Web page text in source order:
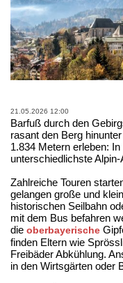
21.05.2026 12:00
Barfuß durch den
rasant den Berg
1.834 Metern erleben:
unterschiedlichste
Zahlreiche Touren
gelangen große und
historischen Seilbahn
mit dem Bus befahren
die oberbayerische
finden Eltern wie
Freibäder Abkühlung.
in den Wirtsgärten oder